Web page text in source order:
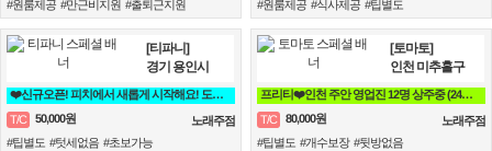
#원룸제공 #만근비지원 #출퇴근지원 #원룸제공 #식사제공 #팁별도
[티파니]
경기 용인시
❤️신규오픈! 피치에서 새롭게 시작해요! 도와주세요!❤️
T/C
50,000원
노래주점
#팁별도 #텃세없음 #초보가능
[토마토]
인천 미추홀구
프리티❤️인천 주안 영업진 12명 상주중 (24시간 영업)❤️
T/C
80,000원
노래주점
#팁별도 #개수보장 #뒷방없음